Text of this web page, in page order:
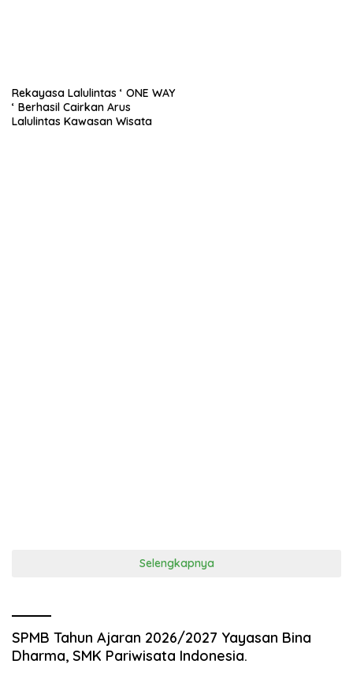
Rekayasa Lalulintas ‘ ONE WAY
‘ Berhasil Cairkan Arus
Lalulintas Kawasan Wisata
Selengkapnya
SPMB Tahun Ajaran 2026/2027 Yayasan Bina
Dharma, SMK Pariwisata Indonesia.